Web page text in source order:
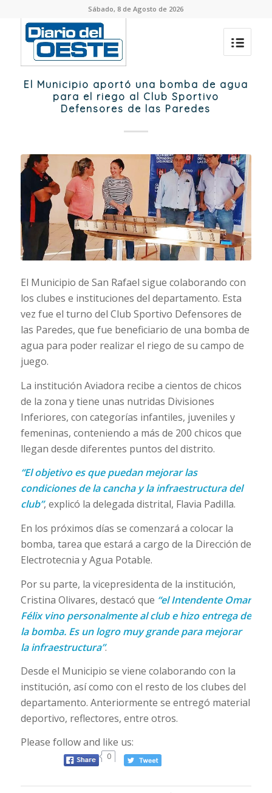
Sábado, 8 de Agosto de 2026
El Municipio aportó una bomba de agua
para el riego al Club Sportivo
Defensores de las Paredes
El Municipio de San Rafael sigue colaborando con
los clubes e instituciones del departamento. Esta
vez fue el turno del Club Sportivo Defensores de
las Paredes, que fue beneficiario de una bomba de
agua para poder realizar el riego de su campo de
juego.
La institución Aviadora recibe a cientos de chicos
de la zona y tiene unas nutridas Divisiones
Inferiores, con categorías infantiles, juveniles y
femeninas, conteniendo a más de 200 chicos que
llegan desde diferentes puntos del distrito.
“El objetivo es que puedan mejorar las
condiciones de la cancha y la infraestructura del
club”, explicó la delegada distrital, Flavia Padilla.
En los próximos días se comenzará a colocar la
bomba, tarea que estará a cargo de la Dirección de
Electrotecnia y Agua Potable.
Por su parte, la vicepresidenta de la institución,
Cristina Olivares, destacó que “el Intendente Omar
Félix vino personalmente al club e hizo entrega de
la bomba. Es un logro muy grande para mejorar
la infraestructura”.
Desde el Municipio se viene colaborando con la
institución, así como con el resto de los clubes del
departamento. Anteriormente se entregó material
deportivo, reflectores, entre otros.
Please follow and like us:
0